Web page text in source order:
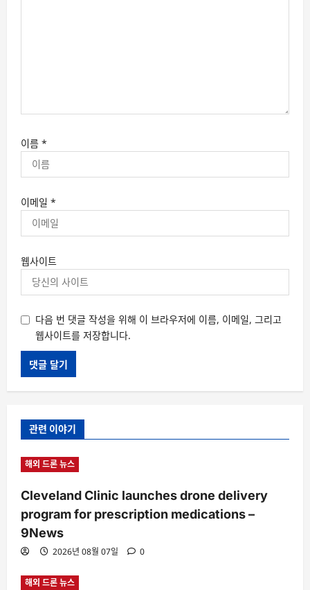
이름 *
이메일 *
웹사이트
다음 번 댓글 작성을 위해 이 브라우저에 이름, 이메일, 그리고
웹사이트를 저장합니다.
관련 이야기
해외 드론 뉴스
Cleveland Clinic launches drone delivery
program for prescription medications –
9News
2026년 08월 07일 0
해외 드론 뉴스